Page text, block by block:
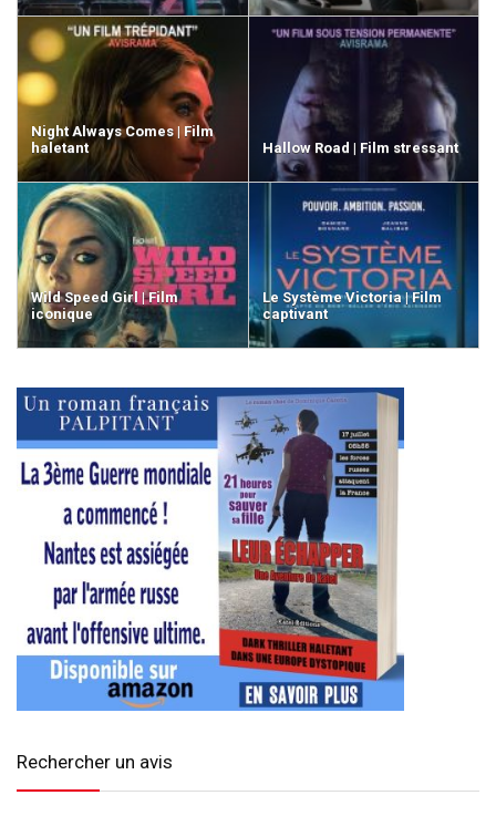
Night Always Comes | Film
haletant
Hallow Road | Film stressant
Wild Speed Girl | Film
iconique
Le Système Victoria | Film
captivant
Rechercher un avis